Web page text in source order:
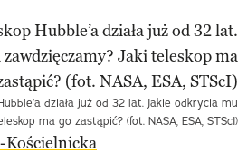
działa już od 32 lat. Jakie odkrycia mu
ma go zastąpić? (fot. NASA, ESA, STScI)
Kościelnicka